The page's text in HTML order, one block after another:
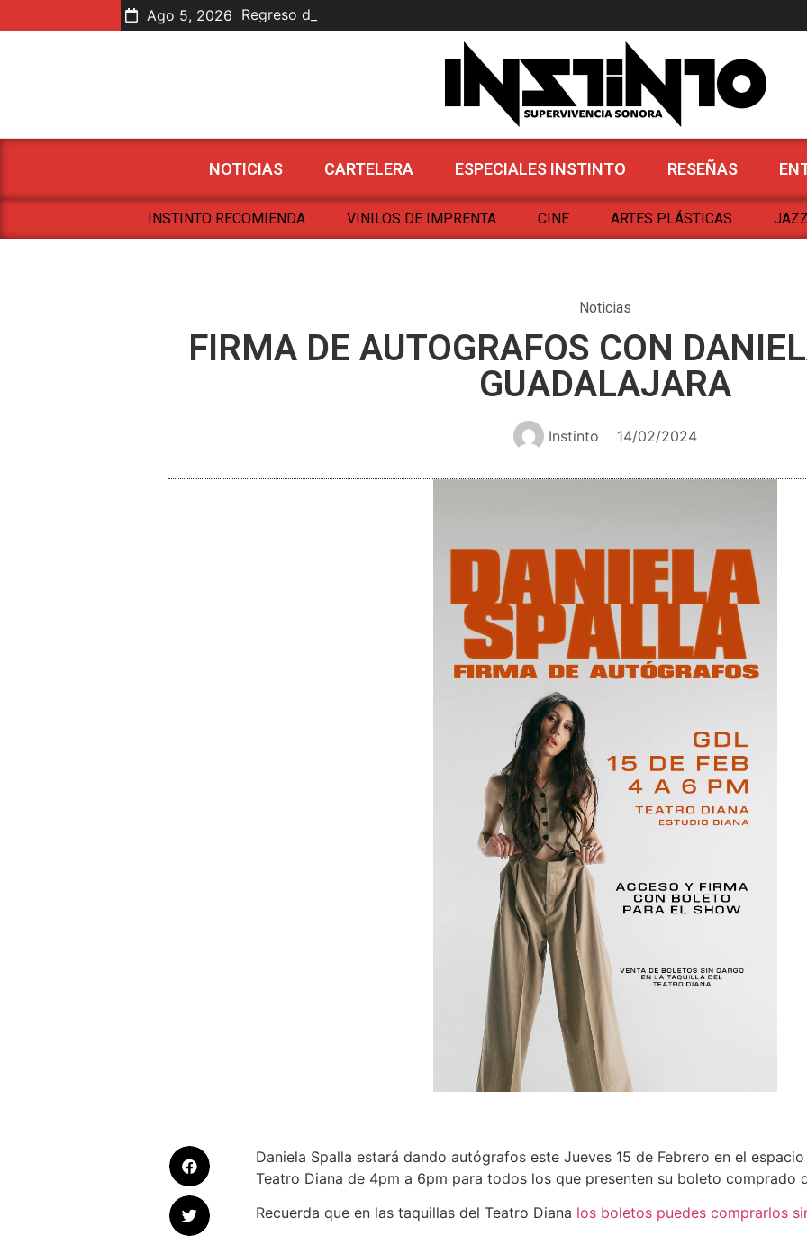
Ago 5, 2026 Regreso de Antología
Joselo en Letras
Nuevas Mutaciones Sonoras
NOTICIAS CARTELERA ESPECIALES INSTINTO RESEÑAS
INSTINTO RECOMIENDA VINILOS DE IMPRENTA CINE ARTES PLÁSTICAS
Noticias
FIRMA DE AUTOGRAFOS CON
GUADALAJARA
Instinto 14/02/2024
Daniela Spalla estará dando autógrafos este Jueves 15 de Febrero en el
Teatro Diana de 4pm a 6pm para todos los que presenten su boleto comprado
Recuerda que en las taquillas del Teatro Diana los boletos puedes comprarlos